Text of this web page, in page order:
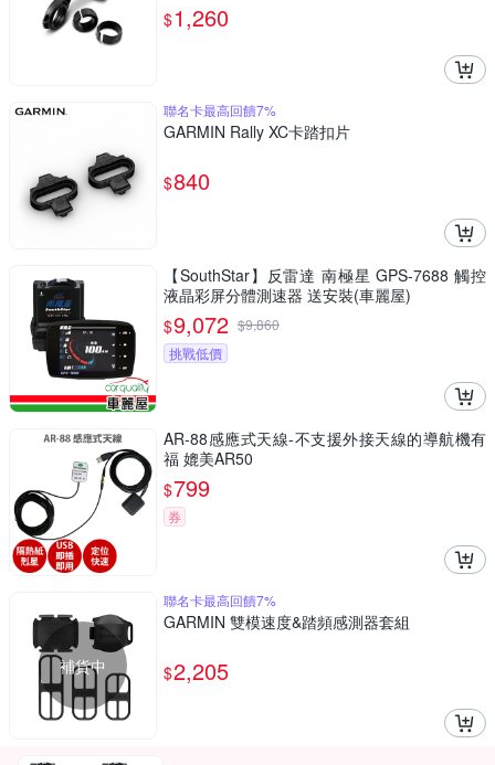
$1,260
聯名卡最高回饋7%
GARMIN Rally XC卡踏扣片
$840
【SouthStar】反雷達 南極星 GPS-7688 觸控
液晶彩屏分體測速器 送安裝(車麗屋)
$9,072 $9,860
挑戰低價
AR-88感應式天線-不支援外接天線的導航機有
福 媲美AR50
$799
券
補貨中
聯名卡最高回饋7%
GARMIN 雙模速度&踏頻感測器套組
$2,205